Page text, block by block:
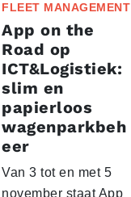
FLEET MANAGEMENT
App on the
Road op
ICT&Logistiek:
slim en
papierloos
wagenparkbeh
eer
Van 3 tot en met 5
november staat App